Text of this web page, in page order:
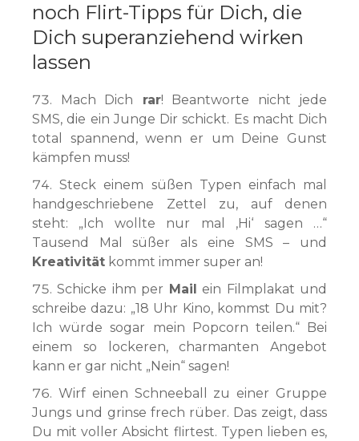
noch Flirt-Tipps für Dich, die
Dich superanziehend wirken
lassen
Mach Dich rar! Beantworte nicht jede
SMS, die ein Junge Dir schickt. Es macht Dich
total spannend, wenn er um Deine Gunst
kämpfen muss!
Steck einem süßen Typen einfach mal
handgeschriebene Zettel zu, auf denen
steht: „Ich wollte nur mal ‚Hi‘ sagen …“
Tausend Mal süßer als eine SMS – und
Kreativität kommt immer super an!
Schicke ihm per Mail ein Filmplakat und
schreibe dazu: „18 Uhr Kino, kommst Du mit?
Ich würde sogar mein Popcorn teilen.“ Bei
einem so lockeren, charmanten Angebot
kann er gar nicht „Nein“ sagen!
Wirf einen Schneeball zu einer Gruppe
Jungs und grinse frech rüber. Das zeigt, dass
Du mit voller Absicht flirtest. Typen lieben es,